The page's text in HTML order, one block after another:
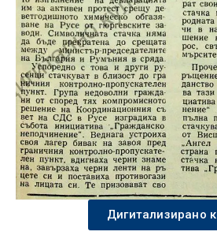
Дигитализирано